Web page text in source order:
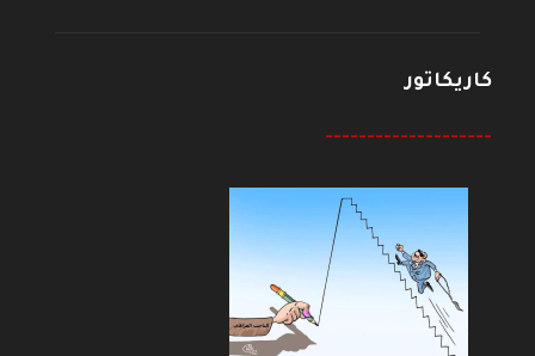
كاريكاتور
--------------------